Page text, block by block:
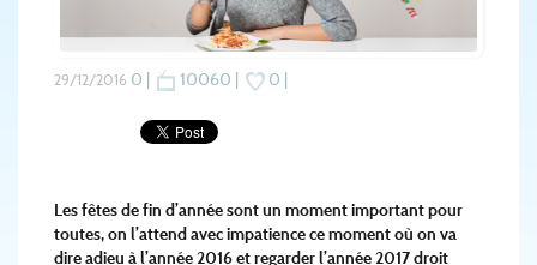
29/12/2016 0 | 10060 | 0 |
Les fêtes de fin d’année sont un moment important pour
toutes, on l’attend avec impatience ce moment où on va
dire adieu à l’année 2016 et regarder l’année 2017 droit